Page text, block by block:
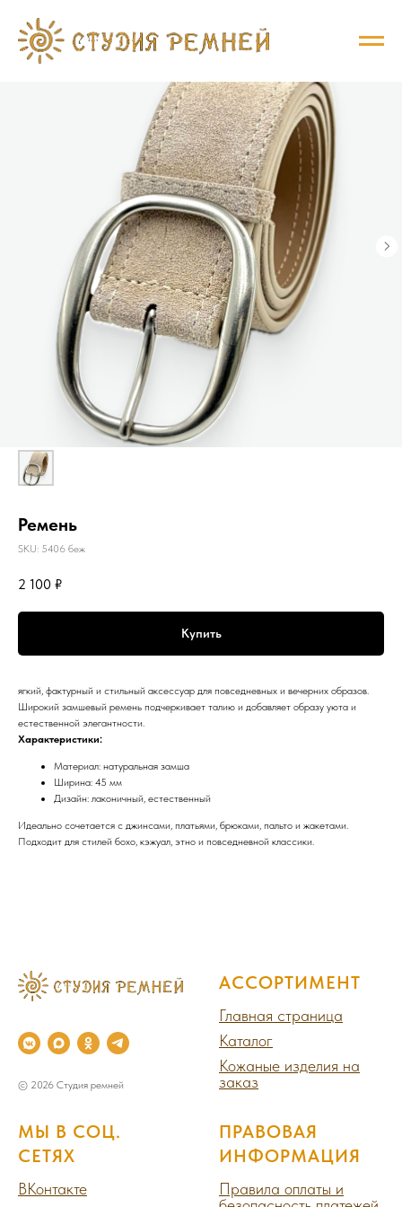
Ремень
SKU: 5406 беж
2 100 ₽
Купить
ягкий, фактурный и стильный аксессуар для повседневных и вечерних образов.
Широкий замшевый ремень подчеркивает талию и добавляет образу уюта и
естественной элегантности.
Характеристики:
Материал: натуральная замша
Ширина: 45 мм
Дизайн: лаконичный, естественный
Идеально сочетается с джинсами, платьями, брюками, пальто и жакетами.
Подходит для стилей бохо, кэжуал, этно и повседневной классики.
© 2026 Студия ремней
АССОРТИМЕНТ
Главная страница
Каталог
Кожаные изделия на
заказ
МЫ В СОЦ.
СЕТЯХ
ВКонтакте
ПРАВОВАЯ
ИНФОРМАЦИЯ
Правила оплаты и